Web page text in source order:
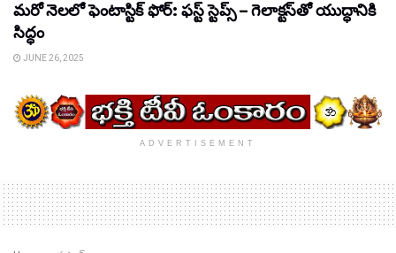
మరో నెలలో ఫెంటాస్టిక్ ఫోర్: ఫస్ట్ స్టెప్స్ – గెలాక్టస్‌తో యుద్ధానికి
సిద్ధం
JUNE 26, 2025
ADVERTISEMENT